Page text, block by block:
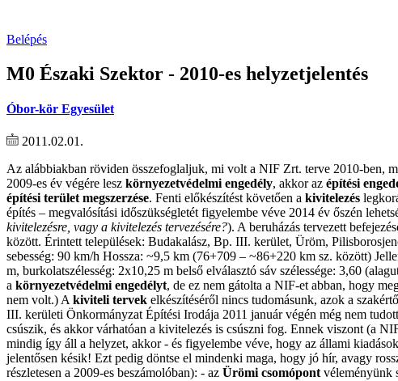
Belépés
M0 Északi Szektor - 2010-es helyzetjelentés
Óbor-kör Egyesület
2011.02.01.
Az alábbiakban röviden összefoglaljuk, mi volt a NIF Zrt. terve 2010-ben,
2009-es év végére lesz környezetvédelmi engedély, akkor az építési
építési terület megszerzése. Fenti előkészítést követően a kivitelezés
építés – megvalósítási időszükségletét figyelembe véve 2014 év őszén
kivitelezésre, vagy a kivitelezés tervezésére?). A beruházás tervezett
között. Érintett települések: Budakalász, Bp. III. kerület, Üröm,
sebesség: 90 km/h Hossza: ~9,5 km (76+709 – ~86+220 km sz. között)
m, burkolatszélesség: 2x10,25 m belső elválasztó sáv szélessége: 3,60
a környezetvédelmi engedélyt, de ez nem gátolta a NIF-et abban, hogy
nem volt.) Akiviteli tervek elkészítéséről nincs tudomásunk, azok a
III. kerületi Önkormányzat Építési Irodája 2011 január végén még nem
csúszik, és akkor várhatóan a kivitelezés is csúszni fog. Ennek viszont (a
mindig így áll a helyzet, akkor - és figyelembe véve, hogy az állami
jelentősen késik! Ezt pedig döntse el mindenki maga, hogy jó hír, avagy
részletesen a 2009-es beszámolóban): - az Ürömi csomópontvéleményünk